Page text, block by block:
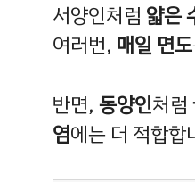
서양인처럼 얇은
여러번, 매일 면도
반면, 동양인처럼
염에는 더 적합합